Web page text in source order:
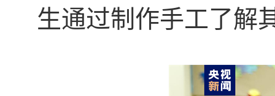
生通过制作手工了解